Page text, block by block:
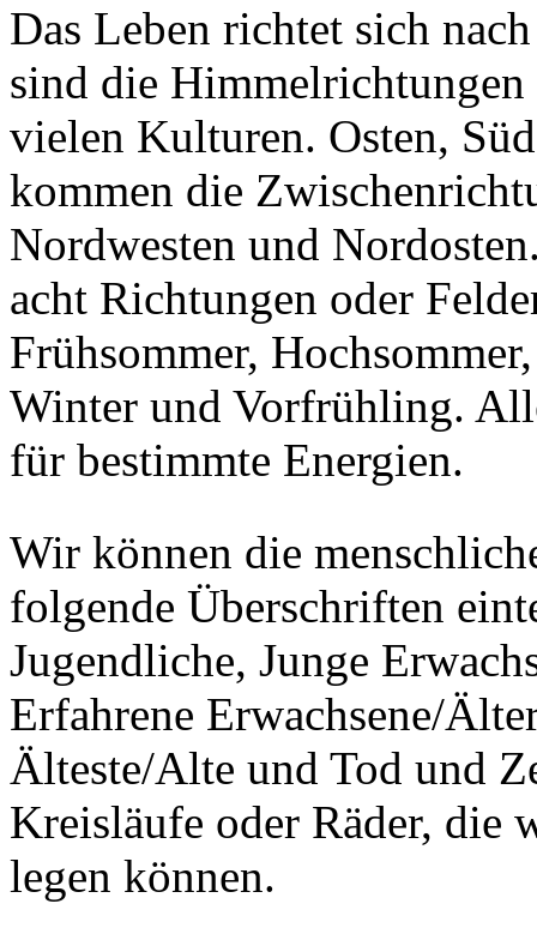
Das Leben richtet sich
sind die
vielen Kulturen. Osten,
kommen die
Nordwesten und
acht Richtungen oder
Frühsommer,
Winter und Vorfrühling.
für bestimmte Energien.
Wir können die
folgende Überschriften
Jugendliche, Junge
Erfahrene Erwachsene/
Älteste/Alte und Tod und
Kreisläufe oder Räder, die
legen können.